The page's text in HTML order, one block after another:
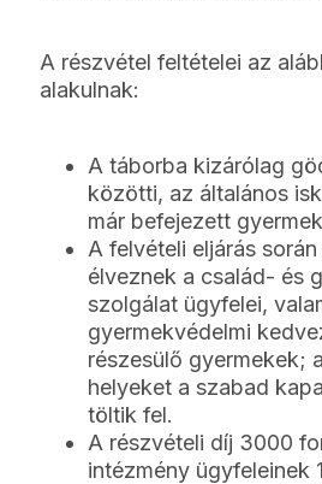
A részvétel feltételei az
alakulnak:
A táborba kizárólag
közötti, az általános
már befejezett
A felvételi eljárás
élveznek a család- és
szolgálat ügyfelei,
gyermekvédelmi
részesülő gyermekek;
helyeket a szabad
töltik fel.
A részvételi díj 3000
intézmény ügyfeleinek